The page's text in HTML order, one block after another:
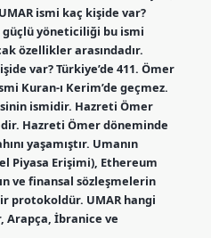
ismi kaç kişide var?
güçlü yöneticiliği bu ismi
özellikler arasındadır.
var? Türkiye’de 411. Ömer
Kuran-ı Kerim’de geçmez.
ismidir. Hazreti Ömer
Hazreti Ömer döneminde
yaşamıştır. Umanın
Piyasa Erişimi), Ethereum
ve finansal sözleşmelerin
protokoldür. UMAR hangi
Arapça, İbranice ve